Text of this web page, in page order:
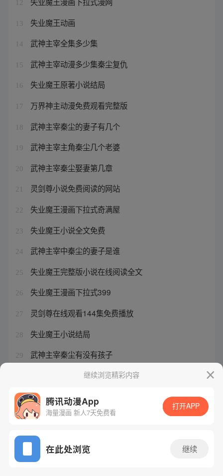
12
13 失业魔王动画
14 武神主宰全集多少集
15 武神主宰动漫多少集秦尘复仇
16 失业魔王原著小说结局
17 万界神主动漫免费观看完整版
18 武神主宰秦尘的妻子有几个
19 武神主宰主角秦尘几个老婆
20 武神主宰秦尘娶妻第几章
21 灵剑尊小说免费阅读的网站
22 失业魔王漫画下拉式奇满屋
23 失业魔王小说全文免费
24 武神主宰中秦尘的妻子是谁
25 失业魔王完整版小说在线阅读全文
26 失业魔王漫画下拉式399
27 灵剑尊在线观看144集免费播放
28 失业魔王小说结局
29 武神主宰秦尘有没有孩子
武神主宰里面的等级继续浏览精彩内容
腾讯动漫App
海量漫画 新人7天免费看
打开APP
在此处浏览 继续
网站备案/许可证号：粤B2-20090059-5
Copyright©1998 - 2026 Tencent. All Rights Reserved